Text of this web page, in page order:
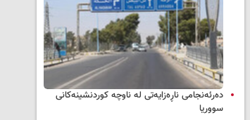
دەرئەنجامی ناڕەزایەتی لە ناوچە کوردنشینەکانی
سووریا